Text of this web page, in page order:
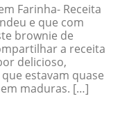
Farinha- Receita
e que com
brownie de
a receita
delicioso,
estavam quase
maduras. […]